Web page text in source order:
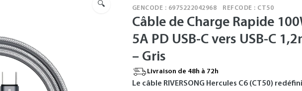
🔍
GENCODE : 6975222042968
REFCODE : CT50
Câble de Charge Rapide
5A PD USB-C vers USB-C
– Gris
Livraison de 48h à 72h
Le câble RIVERSONG Hercules C6 (CT50)